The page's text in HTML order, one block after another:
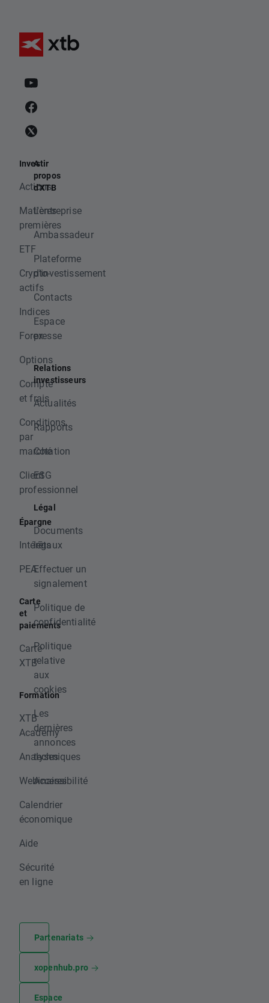
Investir
Actions
Matières
premières
ETF
Crypto-
actifs
Indices
Forex
Options
Compte
et frais
Conditions
par
marché
Client
professionnel
Épargne
Intérêts
PEA
Carte
et
paiements
Carte
XTB
Formation
XTB
Academy
Analyses
Webinaires
Calendrier
économique
Aide
Sécurité
en ligne
A
propos
d'XTB
L'entreprise
Ambassadeur
Plateforme
d'investissement
Contacts
Espace
presse
Relations
investisseurs
Actualités
Rapports
Cotation
ESG
Légal
Documents
légaux
Effectuer un
signalement
Politique de
confidentialité
Politique
relative
aux
cookies
Les
dernières
annonces
techniques
Accessibilité
Partenariats
xopenhub.pro
Espace